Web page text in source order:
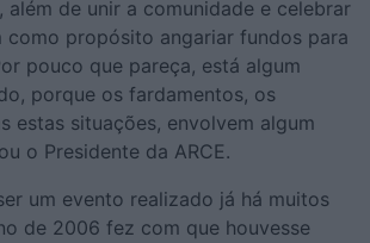
além de unir a comunidade e celebrar
como propósito angariar fundos para
pouco que pareça, está algum
porque os fardamentos, os
estas situações, envolvem algum
o Presidente da ARCE.
um evento realizado já há muitos
de 2006 fez com que houvesse